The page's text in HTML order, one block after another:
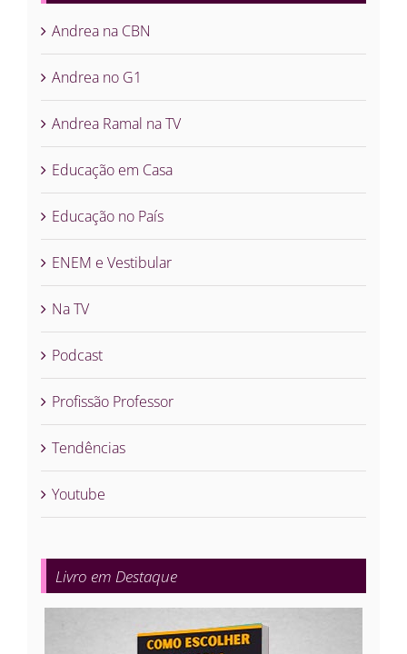
Andrea na CBN
Andrea no G1
Andrea Ramal na TV
Educação em Casa
Educação no País
ENEM e Vestibular
Na TV
Podcast
Profissão Professor
Tendências
Youtube
Livro em Destaque